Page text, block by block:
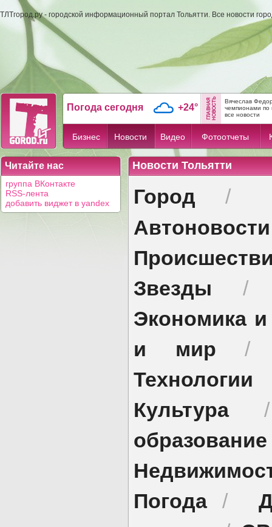
ТЛТгород.ру - городской информационный портал Тольятти. Все новости
Погода сегодня +24°
Вячеслав
чемпионами по
все новости
Бизнес Новости Видео Фотоотчеты
Читайте нас
группа ВКонтакте
RSS-лента
добавить виджет в yandex
Новости Тольятти
Город /
Автоновости
Звезды
Экономика
и мир
Технологии
Культура
образование
Погода/